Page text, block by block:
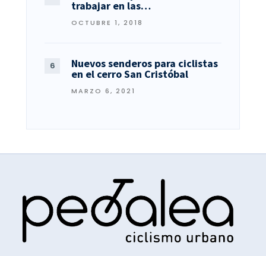
trabajar en las…
OCTUBRE 1, 2018
Nuevos senderos para ciclistas
en el cerro San Cristóbal
MARZO 6, 2021